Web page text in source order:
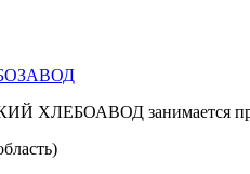
ХЛЕБОАВОД занимается